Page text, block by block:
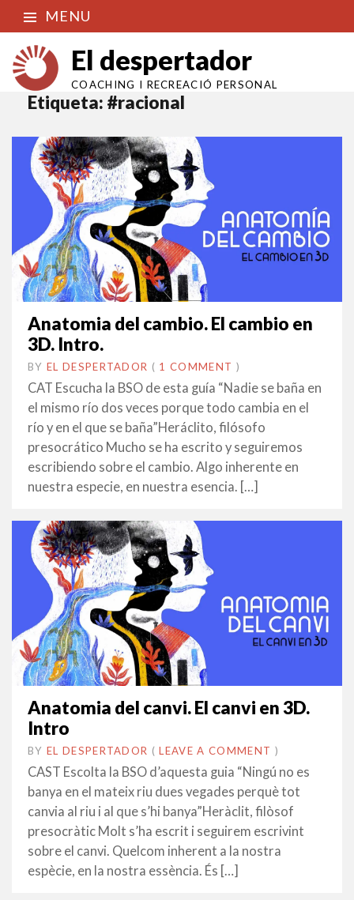
MENU
El despertador
COACHING I RECREACIÓ PERSONAL
Etiqueta: #racional
Anatomia del cambio. El cambio en
3D. Intro.
BY EL DESPERTADOR ON
7
JUNY
•( 1 COMMENT )
CAT Escucha la BSO de esta guía “Nadie se baña en
el mismo río dos veces porque todo cambia en el
río y en el que se baña”Heráclito, filósofo
presocrático Mucho se ha escrito y seguiremos
escribiendo sobre el cambio. Algo inherente en
nuestra especie, en nuestra esencia. […]
Anatomia del canvi. El canvi en 3D.
Intro
BY EL DESPERTADOR ON
7
JUNY
2021
•(LEAVE A COMMENT )
CAST Escolta la BSO d’aquesta guia “Ningú no es
banya en el mateix riu dues vegades perquè tot
canvia al riu i al que s’hi banya”Heràclit, filòsof
presocràtic Molt s’ha escrit i seguirem escrivint
sobre el canvi. Quelcom inherent a la nostra
espècie, en la nostra essència. És […]